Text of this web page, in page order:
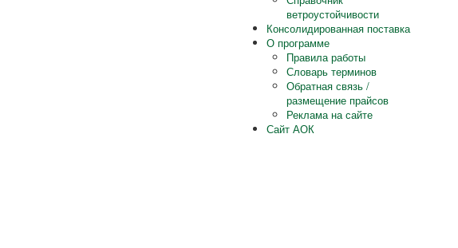
ветроустойчивости
Консолидированная поставка
О программе
Правила работы
Словарь терминов
Обратная связь /
размещение прайсов
Реклама на сайте
Сайт АОК